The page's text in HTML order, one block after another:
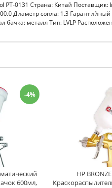
0131 Страна: Китай Поставщик:
Диаметр сопла: 1.3 Гарантийный
металл Тип: LVLP
600мл,
-4%
HP